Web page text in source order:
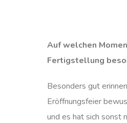
Auf welchen
Fertigstellung
Besonders gut
Eröffnungsfeier
und es hat sich sonst